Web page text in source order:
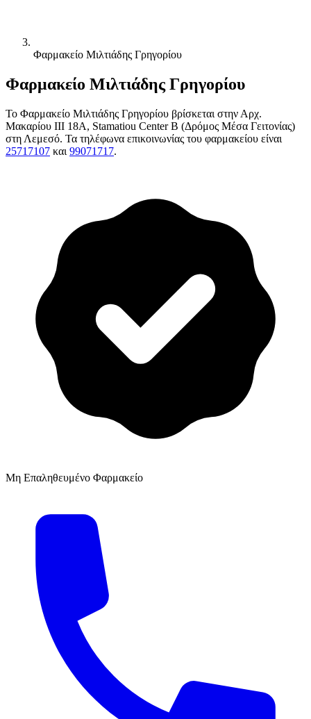
Φαρμακείο Μιλτιάδης Γρηγορίου
Φαρμακείο Μιλτιάδης Γρηγορίου
Το Φαρμακείο Μιλτιάδης Γρηγορίου βρίσκεται στην Αρχ.
Μακαρίου ΙΙΙ 18Α, Stamatiou Center B (Δρόμος Μέσα Γειτονίας)
στη Λεμεσό. Τα τηλέφωνα επικοινωνίας του φαρμακείου είναι
25717107 και 99071717.
Μη Επαληθευμένο Φαρμακείο